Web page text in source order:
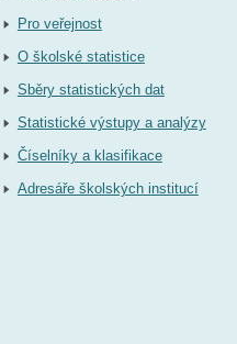
Pro veřejnost
O školské statistice
Sběry statistických dat
Statistické výstupy a analýzy
Číselníky a klasifikace
Adresáře školských institucí